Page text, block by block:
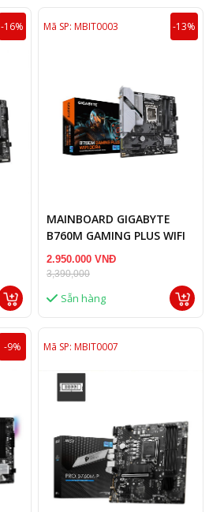
-16% Mã SP: MBIT0003 -13%
MAINBOARD GIGABYTE
B760M GAMING PLUS WIFI
DDR4
2.950.000 VNĐ
3,390,000
Sẵn hàng
-9% Mã SP: MBIT0007